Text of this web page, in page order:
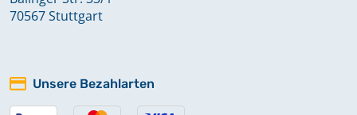
70567 Stuttgart
Unsere Bezahlarten